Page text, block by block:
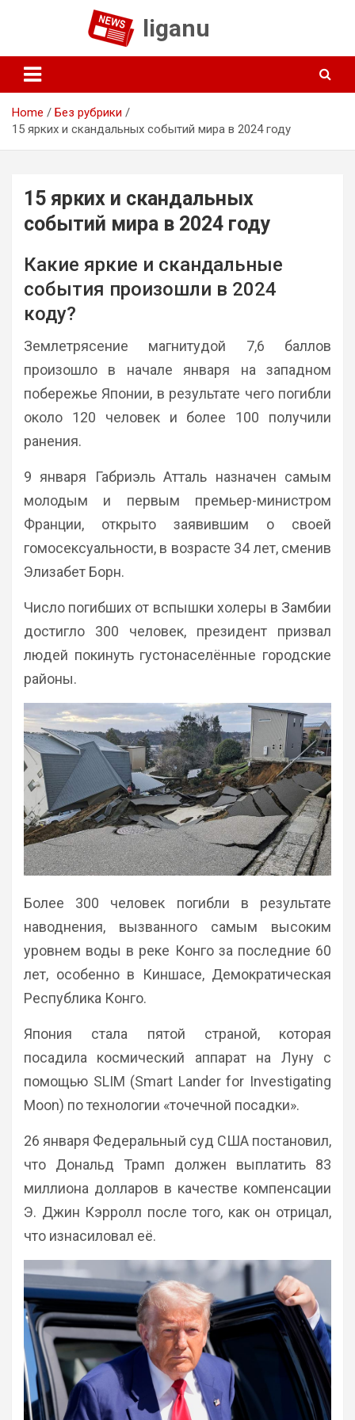
liganu
Home
Без рубрики
15 ярких и скандальных событий мира в 2024 году
15 ярких и скандальных
событий мира в 2024 году
Какие яркие и скандальные
события произошли в 2024
коду?
Землетрясение магнитудой 7,6 баллов
произошло в начале января на западном
побережье Японии, в результате чего погибли
около 120 человек и более 100 получили
ранения.
9 января Габриэль Атталь назначен самым
молодым и первым премьер-министром
Франции, открыто заявившим о своей
гомосексуальности, в возрасте 34 лет, сменив
Элизабет Борн.
Число погибших от вспышки холеры в Замбии
достигло 300 человек, президент призвал
людей покинуть густонаселённые городские
районы.
Более 300 человек погибли в результате
наводнения, вызванного самым высоким
уровнем воды в реке Конго за последние 60
лет, особенно в Киншасе, Демократическая
Республика Конго.
Япония стала пятой страной, которая
посадила космический аппарат на Луну с
помощью SLIM (Smart Lander for Investigating
Moon) по технологии «точечной посадки».
26 января Федеральный суд США постановил,
что Дональд Трамп должен выплатить 83
миллиона долларов в качестве компенсации
Э. Джин Кэрролл после того, как он отрицал,
что изнасиловал её.